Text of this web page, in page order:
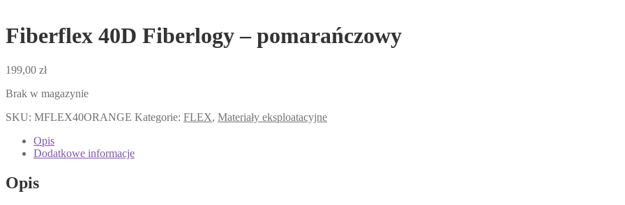
Fiberflex 40D Fiberlogy – pomarańczowy
199,00 zł
Brak w magazynie
SKU: MFLEX40ORANGE Kategorie: FLEX, Materiały eksploatacyjne
Opis
Dodatkowe informacje
Opis